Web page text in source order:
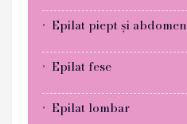
Epilat piept și abdomen
Epilat fese
Epilat lombar